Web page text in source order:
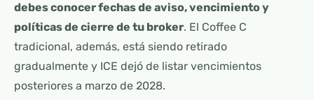
debes conocer fechas de aviso, vencimiento y
políticas de cierre de tu broker. El Coffee C
tradicional, además, está siendo retirado
gradualmente y ICE dejó de listar vencimientos
posteriores a marzo de 2028.